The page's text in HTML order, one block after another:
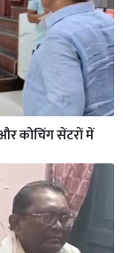
कोचिंग सेंटरों में